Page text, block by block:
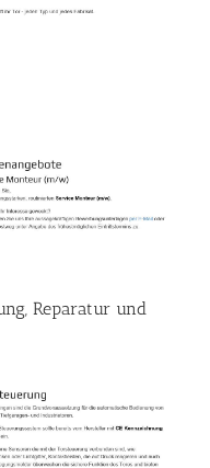
Reparatur und